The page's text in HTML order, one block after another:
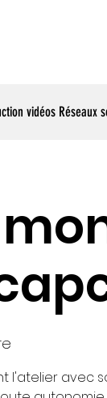
vidéos Réseaux
l'atelier avec